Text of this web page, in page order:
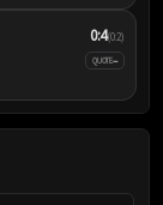
0:4(0:2)
QUOTE–